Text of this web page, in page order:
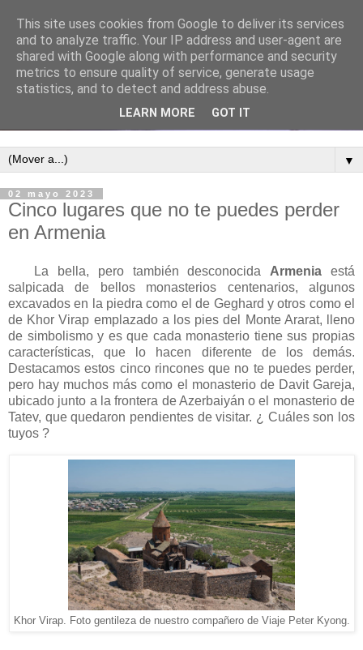
▼
02 mayo 2023
Cinco lugares que no te puedes perder
en Armenia
La bella, pero también desconocida Armenia está
salpicada de bellos monasterios centenarios, algunos
excavados en la piedra como el de Geghard y otros como el
de Khor Virap emplazado a los pies del Monte Ararat, lleno
de simbolismo y es que cada monasterio tiene sus propias
características, que lo hacen diferente de los demás.
Destacamos estos cinco rincones que no te puedes perder,
pero hay muchos más como el monasterio de Davit Gareja,
ubicado junto a la frontera de Azerbaiyán o el monasterio de
Tatev, que quedaron pendientes de visitar. ¿ Cuáles son los
tuyos ?
Khor Virap. Foto gentileza de nuestro compañero de Viaje Peter Kyong.
This site uses cookies from Google to deliver its services
and to analyze traffic. Your IP address and user-agent are
shared with Google along with performance and security
metrics to ensure quality of service, generate usage
statistics, and to detect and address abuse.
LEARN MORE GOT IT